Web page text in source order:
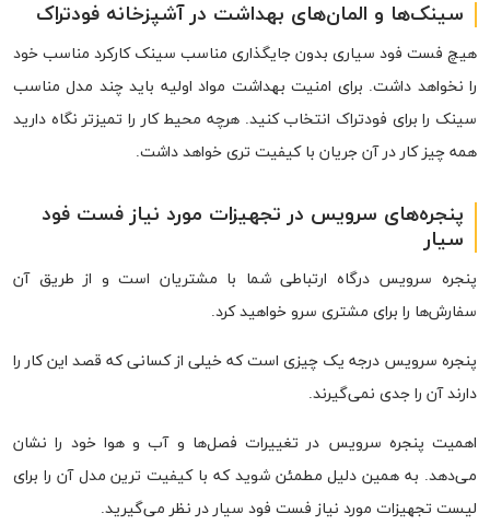
سینک‌ها و المان‌های بهداشت در آشپزخانه فودتراک
هیچ فست فود سیاری بدون جایگذاری مناسب سینک کارکرد مناسب خود
را نخواهد داشت. برای امنیت بهداشت مواد اولیه باید چند مدل مناسب
سینک را برای فودتراک انتخاب کنید. هرچه محیط کار را تمیزتر نگاه دارید
همه چیز کار در آن جریان با کیفیت تری خواهد داشت.
پنجره‌های سرویس در تجهیزات مورد نیاز فست فود
سیار
پنجره سرویس درگاه ارتباطی شما با مشتریان است و از طریق آن
سفارش‌ها را برای مشتری سرو خواهید کرد.
پنجره سرویس درجه یک چیزی است که خیلی از کسانی که قصد این کار را
دارند آن را جدی نمی‌گیرند.
اهمیت پنجره سرویس در تغییرات فصل‌ها و آب و هوا خود را نشان
می‌دهد. به همین دلیل مطمئن شوید که با کیفیت ترین مدل آن را برای
لیست تجهیزات مورد نیاز فست فود سیار در نظر می‌گیرید.